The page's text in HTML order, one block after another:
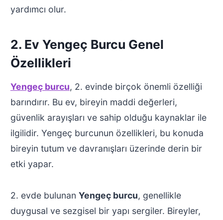
yardımcı olur.
2. Ev Yengeç Burcu Genel
Özellikleri
Yengeç burcu, 2. evinde birçok önemli özelliği
barındırır. Bu ev, bireyin maddi değerleri,
güvenlik arayışları ve sahip olduğu kaynaklar ile
ilgilidir. Yengeç burcunun özellikleri, bu konuda
bireyin tutum ve davranışları üzerinde derin bir
etki yapar.
2. evde bulunan Yengeç burcu, genellikle
duygusal ve sezgisel bir yapı sergiler. Bireyler,